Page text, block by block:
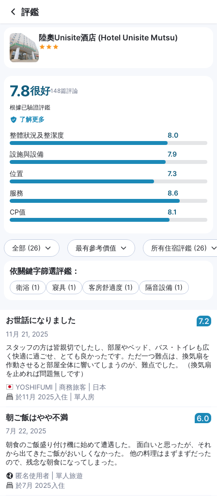
評鑑
陸奧Unisite酒店 (Hotel Unisite Mutsu)
7.8很好148篇評論
根據已驗證評鑑
了解更多
整體狀況及整潔度 8.0
設施與設備 7.9
位置 7.3
服務 8.6
CP值 8.1
全部 (26) 最有參考價值 所有住宿評鑑 (26)
依關鍵字篩選評鑑：
衛浴 (1) 寢具 (1) 客房舒適度 (1) 隔音設備 (1)
お世話になりました 7.2
11月 21, 2025
スタッフの方は皆親切でしたし、部屋やベッド、バス・トイレも広
く快適に過ごせ、とても良かったです。ただ一つ難点は、換気扇を
作動させると部屋全体に響いてしまうのが、難点でした。 （換気扇
を止めれば問題無しです）
YOSHIFUMI
商務旅客
日本
於11月 2025入住 | 單人房
朝ご飯はやや不満 6.0
7月 22, 2025
朝食のご飯盛り付け機に始めて遭遇した。 面白いと思ったが、それ
から出てきたご飯がおいしくなかった。 他の料理はまずまずだった
ので、残念な朝食になってしまった。
匿名使用者
單人旅遊
於7月 2025入住